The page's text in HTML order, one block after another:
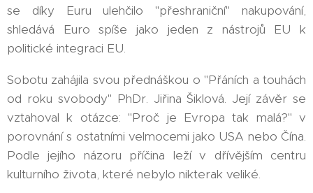
se díky Euru ulehčilo "přeshraniční" nakupování,
shledává Euro spíše jako jeden z nástrojů EU k
politické integraci EU.
Sobotu zahájila svou přednáškou o "Přáních a touhách
od roku svobody" PhDr. Jiřina Šiklová. Její závěr se
vztahoval k otázce: "Proč je Evropa tak malá?" v
porovnání s ostatními velmocemi jako USA nebo Čína.
Podle jejího názoru příčina leží v dřívějším centru
kulturního života, které nebylo nikterak veliké.